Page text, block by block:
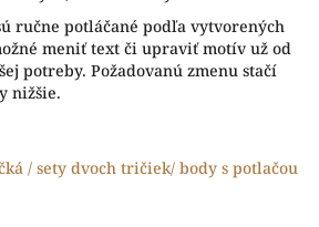
ručne potláčané podľa vytvorených
meniť text či upraviť motív už od
potreby. Požadovanú zmenu stačí
nižšie.
/ sety dvoch tričiek/ body s potlačou